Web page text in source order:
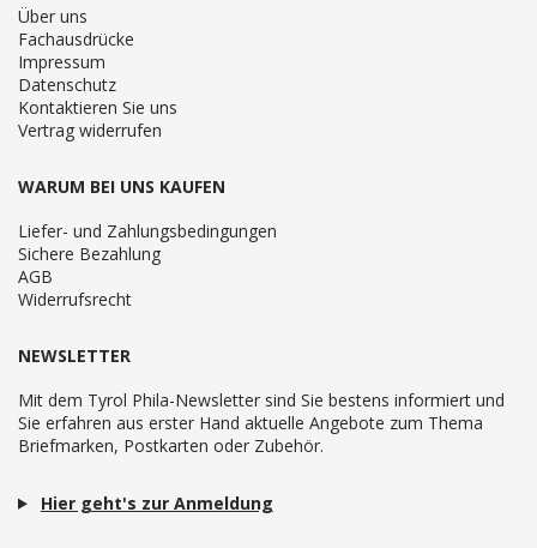
Über uns
Fachausdrücke
Impressum
Datenschutz
Kontaktieren Sie uns
Vertrag widerrufen
WARUM BEI UNS KAUFEN
Liefer- und Zahlungsbedingungen
Sichere Bezahlung
AGB
Widerrufsrecht
NEWSLETTER
Mit dem Tyrol Phila-Newsletter sind Sie bestens informiert und
Sie erfahren aus erster Hand aktuelle Angebote zum Thema
Briefmarken, Postkarten oder Zubehör.
Hier geht's zur Anmeldung